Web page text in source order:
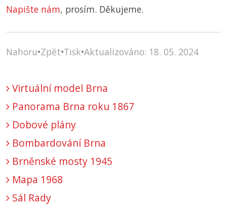
Napište nám, prosím. Děkujeme.
Nahoru•Zpět•Tisk•Aktualizováno: 18. 05. 2024
Virtuální model Brna
Panorama Brna roku 1867
Dobové plány
Bombardování Brna
Brněnské mosty 1945
Mapa 1968
Sál Rady